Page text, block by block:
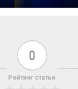
0
Рейтинг статьи